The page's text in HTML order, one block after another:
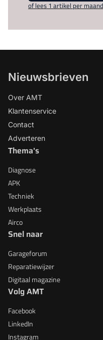
of lees 1 artikel per
Nieuwsbrieven
Over AMT
Klantenservice
Contact
Adverteren
Thema's
Diagnose
APK
Techniek
Werkplaats
Airco
Snel naar
Garageforum
Reparatiewijzer
Digitaal magazine
Volg AMT
Facebook
LinkedIn
Instagram